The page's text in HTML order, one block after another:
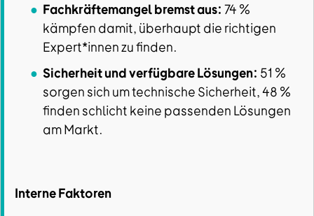
Fachkräftemangel bremst aus: 74 %
kämpfen damit, überhaupt die richtigen
Expert*innen zu finden.
Sicherheit und verfügbare Lösungen: 51 %
sorgen sich um technische Sicherheit, 48 %
finden schlicht keine passenden Lösungen
am Markt.
Interne Faktoren